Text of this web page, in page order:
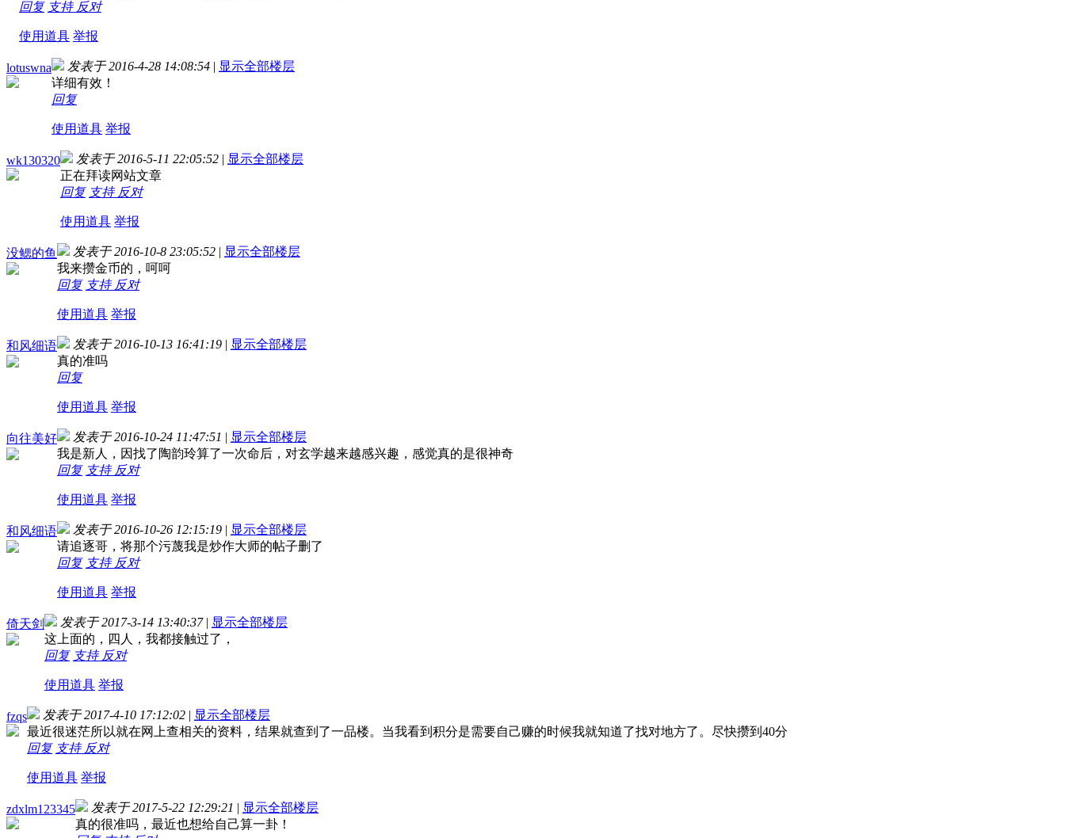
回复 支持 反对
使用道具 举报
lotuswna 发表于 2016-4-28 14:08:54 | 显示全部楼层
详细有效！
回复
使用道具 举报
wk130320 发表于 2016-5-11 22:05:52 | 显示全部楼层
正在拜读网站文章
回复 支持 反对
使用道具 举报
没鳃的鱼 发表于 2016-10-8 23:05:52 | 显示全部楼层
我来攒金币的，呵呵
回复 支持 反对
使用道具 举报
和风细语 发表于 2016-10-13 16:41:19 | 显示全部楼层
真的准吗
回复
使用道具 举报
向往美好 发表于 2016-10-24 11:47:51 | 显示全部楼层
我是新人，因找了陶韵玲算了一次命后，对玄学越来越感兴趣，感觉真的是很神奇
回复 支持 反对
使用道具 举报
和风细语 发表于 2016-10-26 12:15:19 | 显示全部楼层
请追逐哥，将那个污蔑我是炒作大师的帖子删了
回复 支持 反对
使用道具 举报
倚天剑 发表于 2017-3-14 13:40:37 | 显示全部楼层
这上面的，四人，我都接触过了，
回复 支持 反对
使用道具 举报
fzqs 发表于 2017-4-10 17:12:02 | 显示全部楼层
最近很迷茫所以就在网上查相关的资料，结果就查到了一品楼。当我看到积分是需要自己赚的时候我就知道了找对地方了。尽快攒到40分
回复 支持 反对
使用道具 举报
zdxlm123345 发表于 2017-5-22 12:29:21 | 显示全部楼层
真的很准吗，最近也想给自己算一卦！